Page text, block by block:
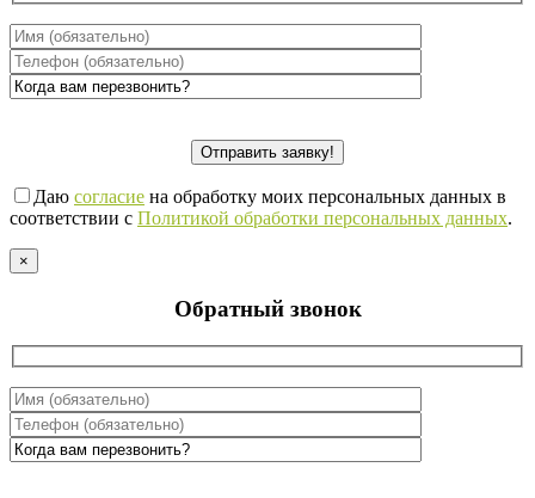
Даю согласие на обработку моих персональных данных в
соответствии с Политикой обработки персональных данных.
×
Обратный звонок